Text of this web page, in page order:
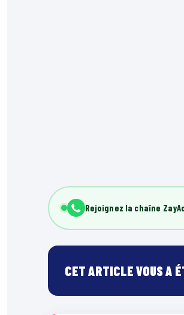
Rejoignez la chaîne
CET ARTICLE VOUS A